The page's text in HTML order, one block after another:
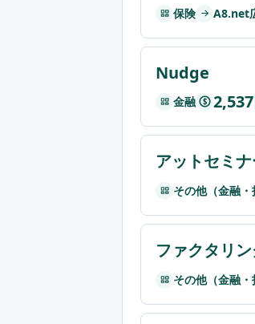
保険 A8.net
Nudge
金融 $
アットセミ
その他（金融・
ファクタリ
その他（金融・